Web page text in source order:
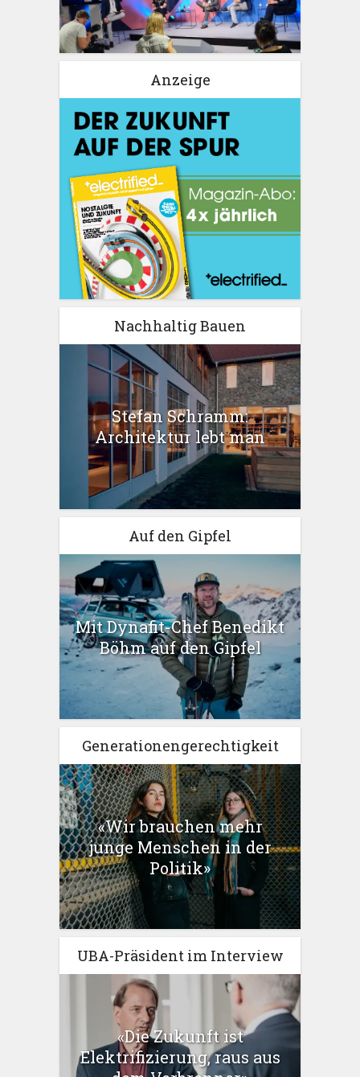
Anzeige
Nachhaltig Bauen
Stefan Schramm:
Architektur lebt man
Auf den Gipfel
Mit Dynafit-Chef Benedikt
Böhm auf den Gipfel
Generationengerechtigkeit
«Wir brauchen mehr
junge Menschen in der
Politik»
UBA-Präsident im Interview
«Die Zukunft ist
Elektrifizierung, raus aus